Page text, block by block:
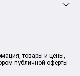
товары и цены,
публичной оферты